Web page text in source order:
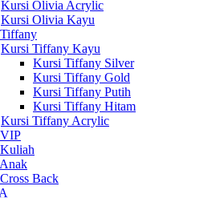
Kursi Olivia Acrylic
Kursi Olivia Kayu
Kursi Tiffany Kayu
Kursi Tiffany Silver
Kursi Tiffany Gold
Kursi Tiffany Putih
Kursi Tiffany Hitam
Kursi Tiffany Acrylic
Back